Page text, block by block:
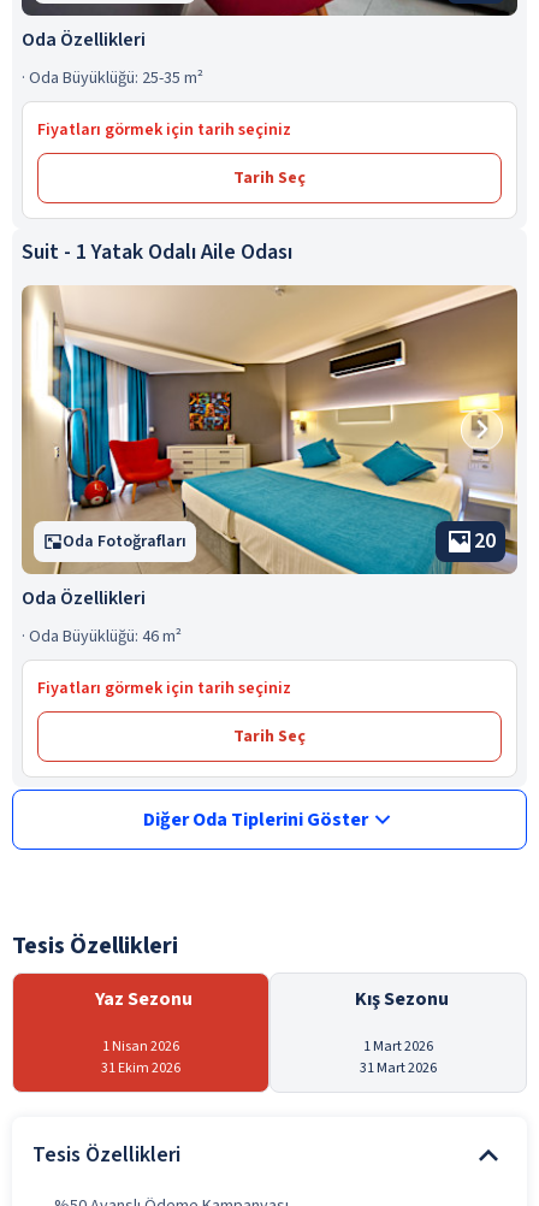
Oda Özellikleri
· Oda Büyüklüğü: 25-35 m²
Fiyatları görmek için tarih seçiniz
Tarih Seç
Suit - 1 Yatak Odalı Aile Odası
Oda Fotoğrafları 20
Oda Özellikleri
· Oda Büyüklüğü: 46 m²
Fiyatları görmek için tarih seçiniz
Tarih Seç
Diğer Oda Tiplerini Göster
Tesis Özellikleri
Yaz Sezonu
1 Nisan 2026
31 Ekim 2026
Kış Sezonu
1 Mart 2026
31 Mart 2026
Tesis Özellikleri